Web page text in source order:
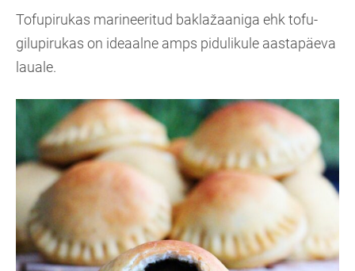
Tofupirukas marineeritud baklažaaniga ehk tofu-
gilupirukas on ideaalne amps pidulikule aastapäeva
lauale.